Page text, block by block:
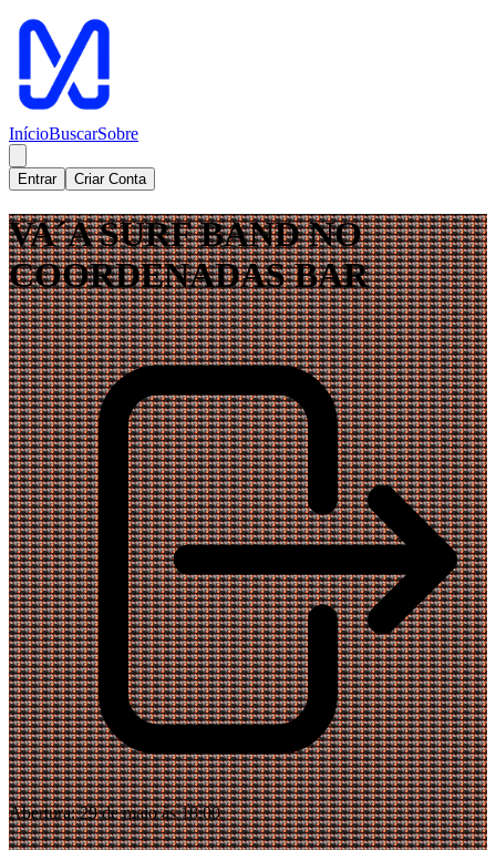
InícioBuscarSobre
Entrar Criar Conta
VA´A SURF BAND NO
COORDENADAS BAR
Abertura:29 de maio às 18:00